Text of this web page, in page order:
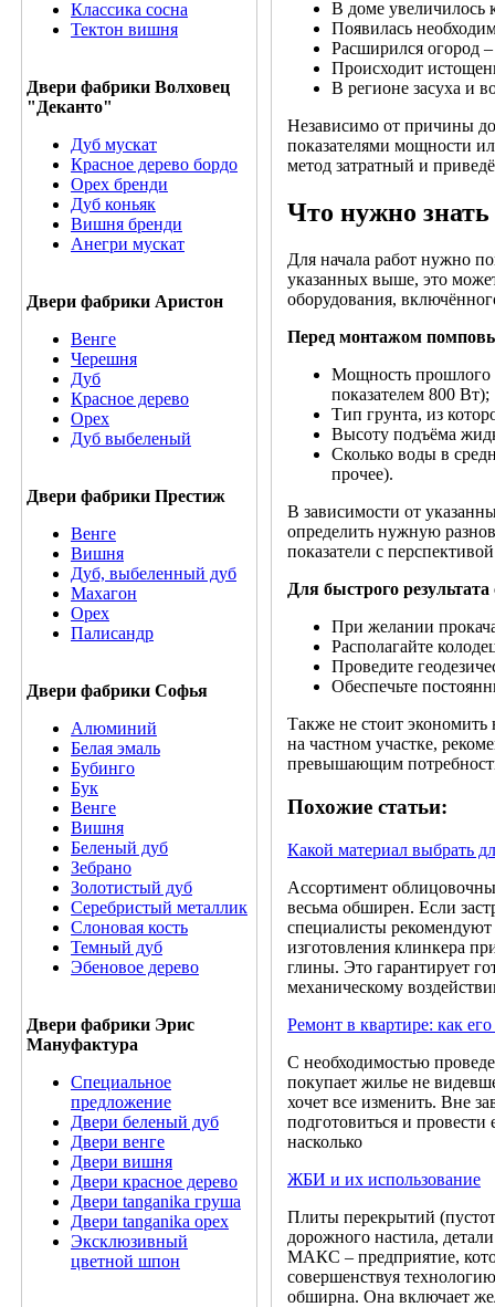
Классика сосна
Тектон вишня
Двери фабрики Волховец
"Деканто"
Дуб мускат
Красное дерево бордо
Орех бренди
Дуб коньяк
Вишня бренди
Анегри мускат
Двери фабрики Аристон
Венге
Черешня
Дуб
Красное дерево
Орех
Дуб выбеленый
Двери фабрики Престиж
Венге
Вишня
Дуб, выбеленный дуб
Махагон
Орех
Палисандр
Двери фабрики Софья
Алюминий
Белая эмаль
Бубинго
Бук
Венге
Вишня
Беленый дуб
Зебрано
Золотистый дуб
Серебристый металлик
Слоновая кость
Темный дуб
Эбеновое дерево
Двери фабрики Эрис
Мануфактура
Специальное
предложение
Двери беленый дуб
Двери венге
Двери вишня
Двери красное дерево
Двери tanganika груша
Двери tanganika oрех
Эксклюзивный
цветной шпон
В доме увеличилось
Появилась
Расширился огород
Происходит
В регионе засуха и
Независимо от причины
показателями мощности
метод затратный и
Что нужно
Для начала работ нужно
указанных выше, это
оборудования,
Перед монтажом
Мощность прошлого
показателем 800 Вт);
Тип грунта, из
Высоту подъёма
Сколько воды в
прочее).
В зависимости от
определить нужную
показатели с
Для быстрого
При желании
Располагайте
Проведите
Обеспечьте
Также не стоит
на частном участке,
превышающим
Похожие статьи:
Какой материал выбрать
Ассортимент
весьма обширен. Если
специалисты
изготовления клинкера
глины. Это гарантирует
механическому
Ремонт в квартире: как его
С необходимостью
покупает жилье не
хочет все изменить. Вне
подготовиться и
насколько
ЖБИ и их использование
Плиты перекрытий
дорожного настила,
МАКС – предприятие,
совершенствуя
обширна. Она включает